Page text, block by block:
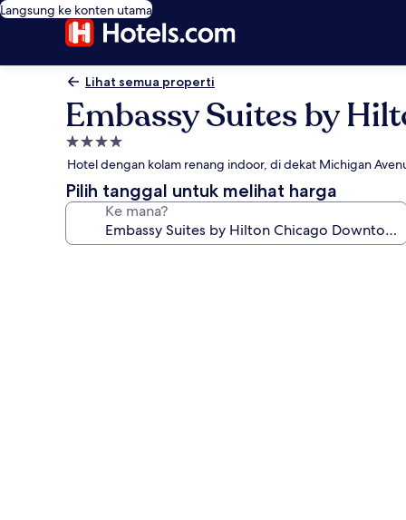
Langsung ke konten utama
Lihat semua properti
Embassy Suites by
Properti
bintang
4.0
Hotel dengan kolam renang indoor, di dekat Michigan
Pilih tanggal untuk melihat harga
Ke mana?